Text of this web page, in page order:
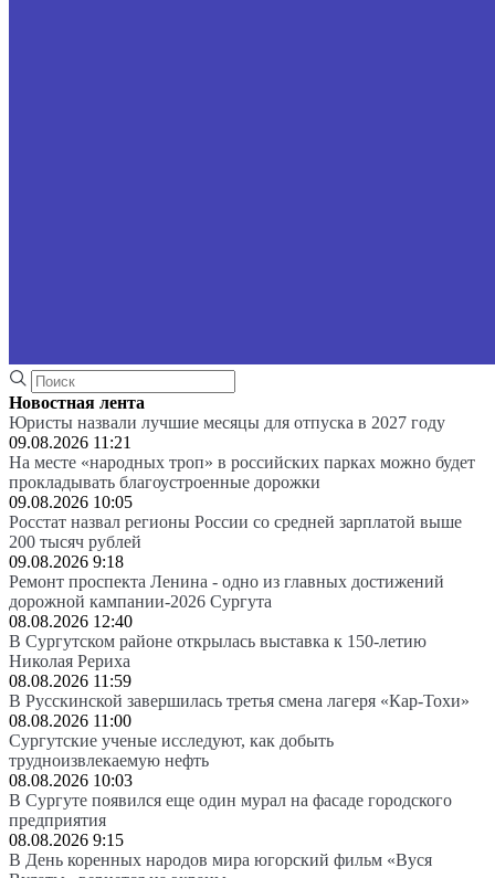
Новостная лента
Юристы назвали лучшие месяцы для отпуска в 2027 году
09.08.2026 11:21
На месте «народных троп» в российских парках можно будет
прокладывать благоустроенные дорожки
09.08.2026 10:05
Росстат назвал регионы России со средней зарплатой выше
200 тысяч рублей
09.08.2026 9:18
Ремонт проспекта Ленина - одно из главных достижений
дорожной кампании-2026 Сургута
08.08.2026 12:40
В Сургутском районе открылась выставка к 150-летию
Николая Рериха
08.08.2026 11:59
В Русскинской завершилась третья смена лагеря «Кар-Тохи»
08.08.2026 11:00
Сургутские ученые исследуют, как добыть
трудноизвлекаемую нефть
08.08.2026 10:03
В Сургуте появился еще один мурал на фасаде городского
предприятия
08.08.2026 9:15
В День коренных народов мира югорский фильм «Вуся